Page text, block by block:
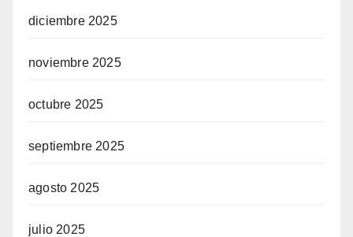
diciembre 2025
noviembre 2025
octubre 2025
septiembre 2025
agosto 2025
julio 2025